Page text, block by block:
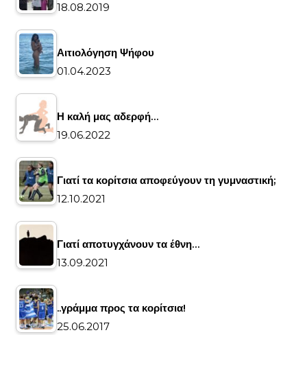
18.08.2019
Αιτιολόγηση Ψήφου
01.04.2023
Η καλή μας αδερφή…
19.06.2022
Γιατί τα κορίτσια αποφεύγουν τη γυμναστική;
12.10.2021
Γιατί αποτυγχάνουν τα έθνη…
13.09.2021
..γράμμα προς τα κορίτσια!
25.06.2017